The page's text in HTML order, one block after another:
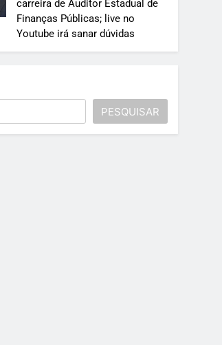
carreira de Auditor Estadual de
Finanças Públicas; live no
Youtube irá sanar dúvidas
PESQUISAR